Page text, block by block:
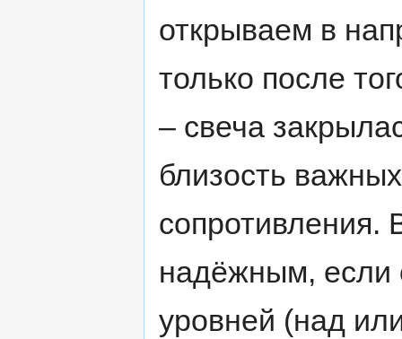
открываем в
только после
– свеча
близость
сопротивления.
надёжным, если
уровней (над